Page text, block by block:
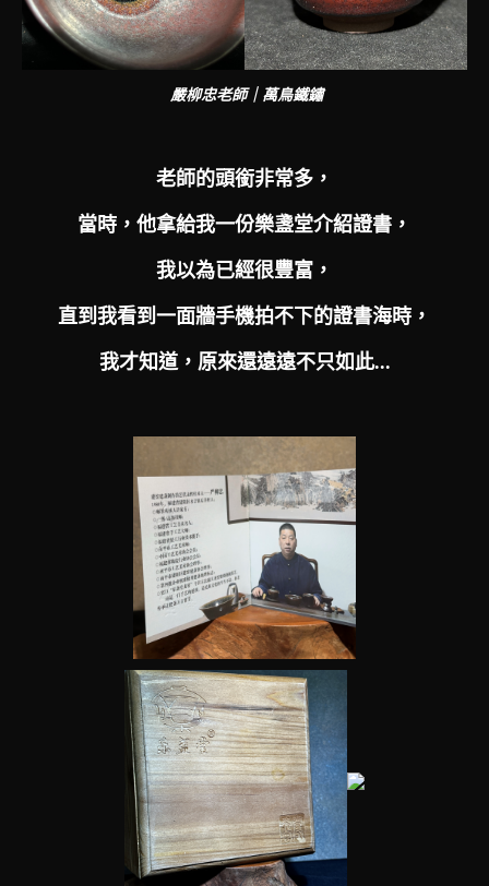
嚴柳忠老師｜萬鳥鐵鏽
老師的頭銜非常多，
當時，他拿給我一份樂盞堂介紹證書，
我以為已經很豐富，
直到我看到一面牆手機拍不下的證書海時，
我才知道，原來還遠遠不只如此...